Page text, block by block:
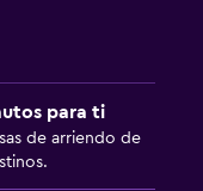
para ti
de arriendo de